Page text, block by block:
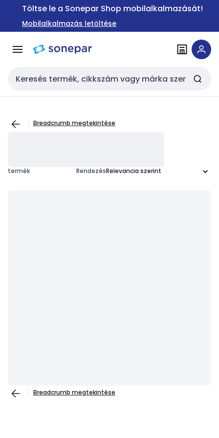
Ugrás a
Ugrás a
tartalomra
Töltse le a Sonepar Shop mobilalkalmazását!
Mobilalkalmazás letöltése
Keresési bemenet
Breadcrumb megtekintése
termék Rendezés
Breadcrumb megtekintése